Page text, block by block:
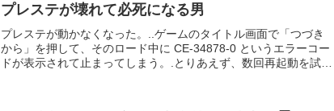
プレステが壊れて必死になる男
プレステが動かなくなった。..ゲームのタイトル画面で「つづき
から」を押して、そのロード中に CE-34878-0 というエラーコー
ドが表示されて止まってしまう。.とりあえず、数回再起動を試し